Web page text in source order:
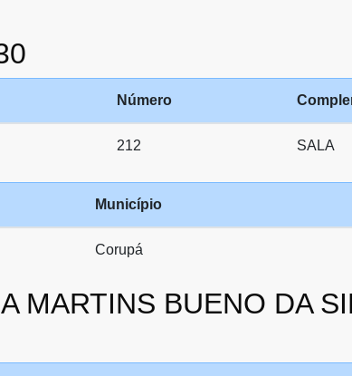
Número
212 SALA
Município
Corupá
MARTINS BUENO DA